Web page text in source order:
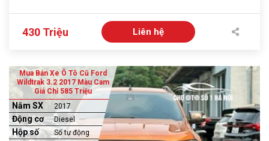
430 Triệu Liên hệ
Mua Bán Xe Ô Tô Cũ Ford
Wildtrak 3.2 2017 Màu Cam
Giá Chỉ 585 Triệu
Năm SX 2017
Động cơ Diesel
Hộp số Số tự động